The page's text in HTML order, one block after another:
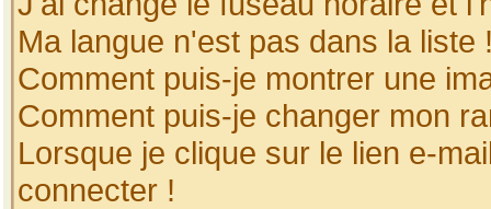
Ma langue n'est pas dans la liste
Comment puis-je montrer une
Comment puis-je changer mon
Lorsque je clique sur le lien e-
connecter !